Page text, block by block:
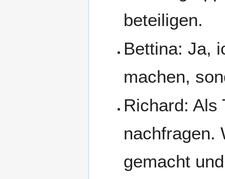
beteiligen.
Bettina: Ja,
machen,
Richard: Als
nachfragen.
gemacht